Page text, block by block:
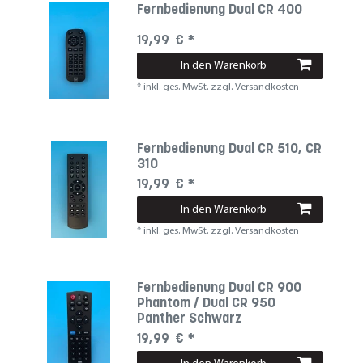
Fernbedienung Dual CR 400
19,99 € *
In den Warenkorb
* inkl. ges. MwSt.zzgl. Versandkosten
Fernbedienung Dual CR 510, CR
310
19,99 € *
In den Warenkorb
* inkl. ges. MwSt.zzgl. Versandkosten
Fernbedienung Dual CR 900
Phantom / Dual CR 950
Panther Schwarz
19,99 € *